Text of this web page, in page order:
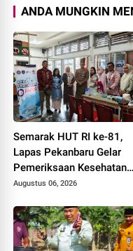
ANDA MUNGKIN
Semarak HUT RI ke-81,
Lapas Pekanbaru Gelar
Pemeriksaan Kesehatan
Gratis untuk Warga Binaan
Augustus 06, 2026